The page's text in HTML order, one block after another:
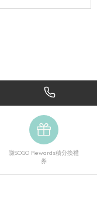
賺SOGO Rewards積分換禮
券